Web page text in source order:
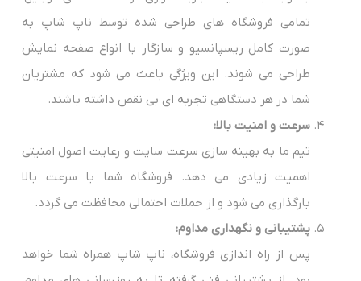
تمامی فروشگاه های طراحی شده توسط ناپ شاپ به
صورت کامل ریسپانسیو و سازگار با انواع صفحه نمایش
طراحی می شوند. این ویژگی باعث می شود که مشتریان
شما در هر دستگاهی تجربه ای بی نقص داشته باشند.
سرعت و امنیت بالا:
تیم ما به بهینه سازی سرعت سایت و رعایت اصول امنیتی
اهمیت زیادی می دهد. فروشگاه شما با سرعت بالا
بارگذاری می شود و از حملات احتمالی محافظت می گردد.
پشتیبانی و نگهداری مداوم:
پس از راه اندازی فروشگاه، ناپ شاپ همراه شما خواهد